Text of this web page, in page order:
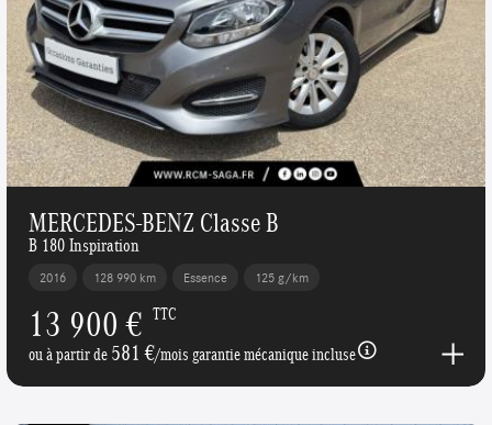
MERCEDES-BENZ Classe B
B 180 Inspiration
2016 128 990 km Essence 125 g/km
13 900 € TTC
ou à partir de581 €/mois garantie mécanique incluse